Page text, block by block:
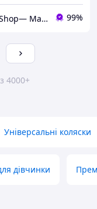
SantaShop— Магазин дитячих іграшок 99%
4000+
Універсальні коляски
дівчинки